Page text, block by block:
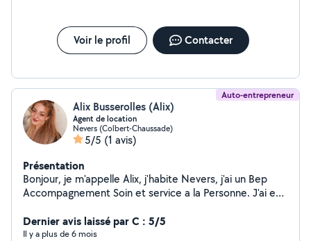
Voir le profil Contacter
Auto-entrepreneur
Alix Busserolles (Alix)
Agent de location
Nevers (Colbert-Chaussade)
5/5 (1 avis)
Présentation
Bonjour, je m'appelle Alix, j'habite Nevers, j'ai un Bep
Accompagnement Soin et service a la Personne. J'ai eu
enfance ainsi que les personne en situation de
handicap. J'ai travaillé plusieurs années en maison de
Dernier avis laissé par C : 5/5
Il y a plus de 6 mois